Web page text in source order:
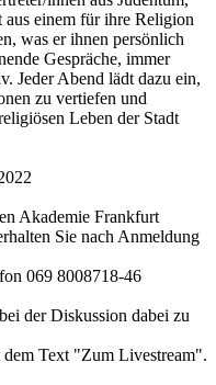
einem für ihre Religion
was er ihnen persönlich
Gespräche, immer
Jeder Abend lädt dazu ein,
zu vertiefen und
Leben der Stadt
Akademie Frankfurt
Sie nach Anmeldung
069 8008718-46
der Diskussion dabei zu
dem Text "Zum Livestream".